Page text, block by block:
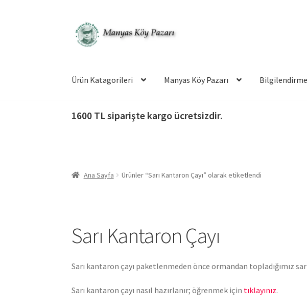
Dolaşıma
geç
İçeriğe
geç
Ürün Katagorileri Manyas Köy Pazarı Bilgilendirme
1600 TL siparişte kargo ücretsizdir.
Ana Sayfa Ürünler “Sarı Kantaron Çayı” olarak etiketlendi
Sarı Kantaron Çayı
Sarı kantaron çayı paketlenmeden önce ormandan topladığımız
Sarı kantaron çayı nasıl hazırlanır; öğrenmek için tıklayınız.